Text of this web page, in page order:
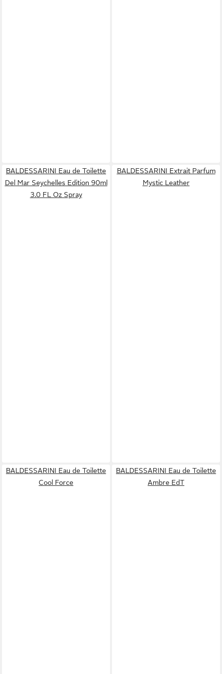
BALDESSARINI Eau de Toilette
Del Mar Seychelles Edition 90ml
3.0 FL Oz Spray
BALDESSARINI Extrait Parfum
Mystic Leather
BALDESSARINI Eau de Toilette
Cool Force
BALDESSARINI Eau de Toilette
Ambre EdT